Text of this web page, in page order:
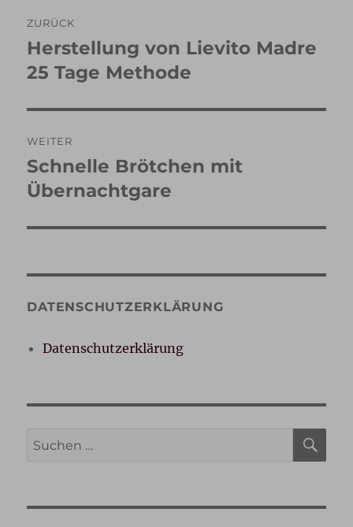
ZURÜCK
Vorheriger
Beitrag:
Herstellung von Lievito Madre
25 Tage Methode
WEITER
Nächster
Beitrag:
Schnelle Brötchen mit
Übernachtgare
DATENSCHUTZERKLÄRUNG
Datenschutzerklärung
Suche